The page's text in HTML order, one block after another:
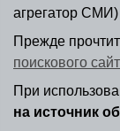
агрегатор
Прежде
поискового
При
на источник